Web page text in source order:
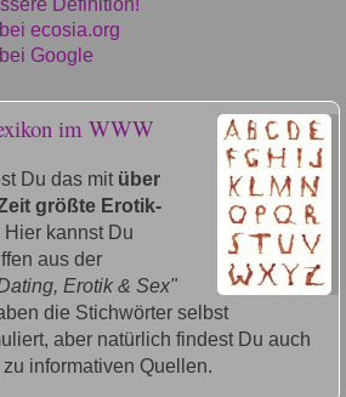
ecosia.org
Google
im WWW
Du das mit über
größte Erotik-
Hier kannst Du
aus der
Erotik & Sex"
die Stichwörter selbst
aber natürlich findest Du auch
informativen Quellen.